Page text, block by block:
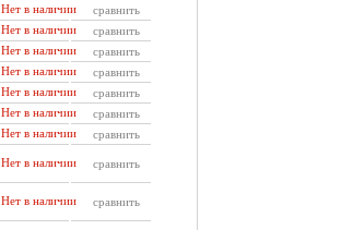
Нет в наличии сравнить
Нет в наличии сравнить
Нет в наличии сравнить
Нет в наличии сравнить
Нет в наличии сравнить
Нет в наличии сравнить
Нет в наличии сравнить
Нет в наличии сравнить
Нет в наличии сравнить